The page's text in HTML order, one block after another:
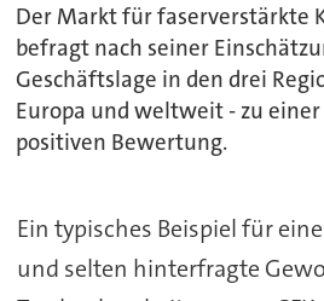
Der Markt für faserverstärkte
befragt nach seiner
Geschäftslage in den drei
Europa und weltweit - zu
positiven Bewertung.
Ein typisches Beispiel für
und selten hinterfragte